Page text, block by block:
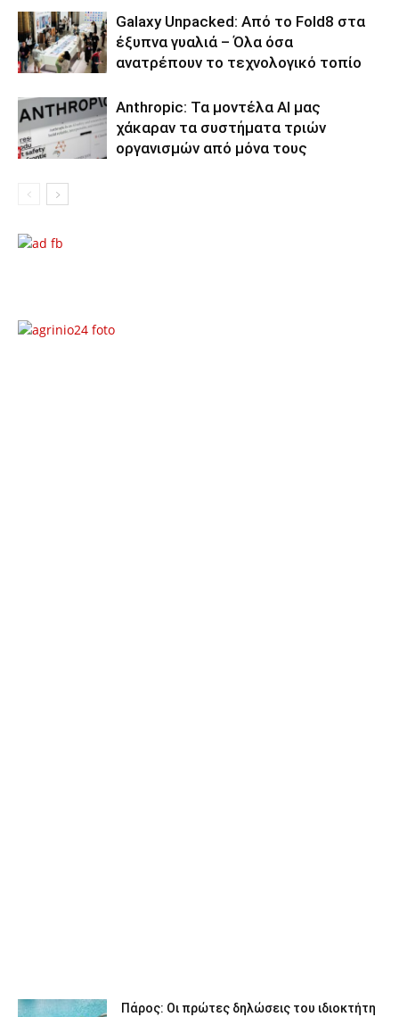
Galaxy Unpacked: Από το Fold8 στα
έξυπνα γυαλιά – Όλα όσα
ανατρέπουν το τεχνολογικό τοπίο
Anthropic: Τα μοντέλα AI μας
χάκαραν τα συστήματα τριών
οργανισμών από μόνα τους
Πάρος: Οι πρώτες δηλώσεις του ιδιοκτήτη